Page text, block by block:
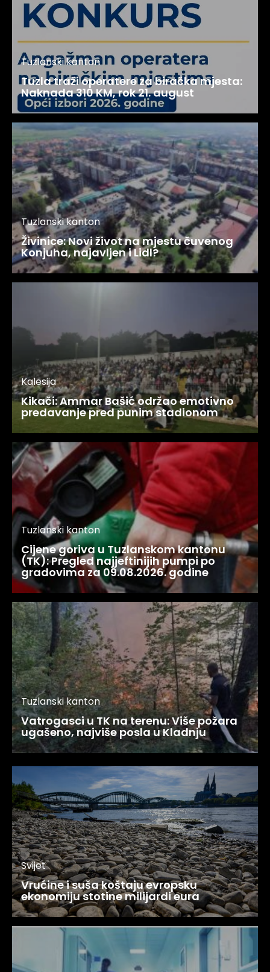
Tuzlanski kanton
Tuzla traži operatere za biračka mjesta:
Naknada 310 KM, rok 21. august
Tuzlanski kanton
Živinice: Novi život na mjestu čuvenog
Konjuha, najavljen i Lidl?
Kalesija
Kikači: Ammar Bašić održao emotivno
predavanje pred punim stadionom
Tuzlanski kanton
Cijene goriva u Tuzlanskom kantonu
(TK): Pregled najjeftinijih pumpi po
gradovima za 09.08.2026. godine
Tuzlanski kanton
Vatrogasci u TK na terenu: Više požara
ugašeno, najviše posla u Kladnju
Svijet
Vrućine i suša koštaju evropsku
ekonomiju stotine milijardi eura